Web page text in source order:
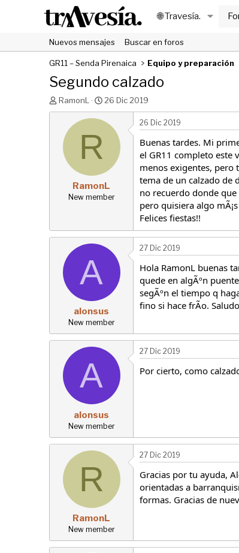
🌐 Travesía.
Nuevos mensajes Buscar en foros
GR11 – Senda Pirenaica Equipo y preparación
Segundo calzado
I
n
t
e
RamonL
F
e
c
i
n
i
o
26 Dic 2019
R
RamonL
New member
26 Dic 2019
Buenas tardes. Mi
el GR11 completo este
menos exigentes, pero
tema de un calzado de
no recuerdo donde que
pero quisiera algo
Felices fiestas!!
A
alonsus
New member
27 Dic 2019
Hola RamonL buenas
quede en algÃºn
segÃºn el tiempo q
fino si hace frÃo.
A
alonsus
New member
27 Dic 2019
Por cierto, como
R
RamonL
New member
27 Dic 2019
Gracias por tu ayuda,
orientadas a
formas. Gracias de